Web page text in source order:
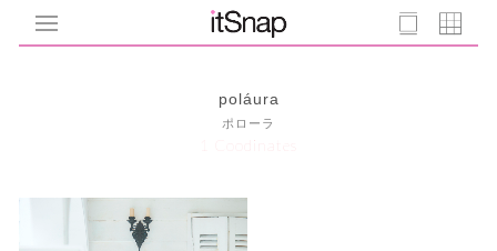
poláura
ポローラ
1 Coodinates